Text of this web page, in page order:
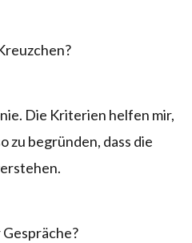
Die Kriterien helfen mir,
zu begründen, dass die